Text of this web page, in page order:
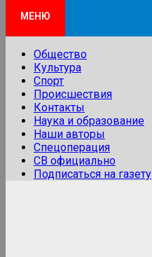
МЕНЮ
Общество
Культура
Спорт
Происшествия
Контакты
Наука и образование
Наши авторы
Спецоперация
СВ официально
Подписаться на газету